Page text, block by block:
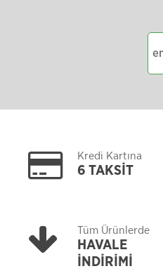
Kredi Kartına
6 TAKSİT
Tüm Ürünlerde
HAVALE
İNDİRİMİ